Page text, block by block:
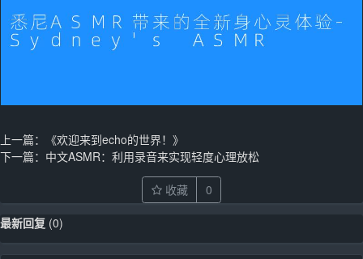
上一篇：
《欢迎来到echo的世界！》
下一篇： 中文ASMR：利用录音来实现轻度心理放松
收藏 0
最新回复 (0)